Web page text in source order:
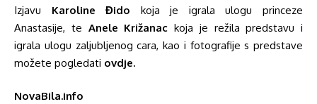
Izjavu Karoline Đido koja je igrala ulogu princeze
Anastasije, te Anele Križanac koja je režila predstavu i
igrala ulogu zaljubljenog cara, kao i fotografije s predstave
možete pogledati ovdje.
NovaBila.info